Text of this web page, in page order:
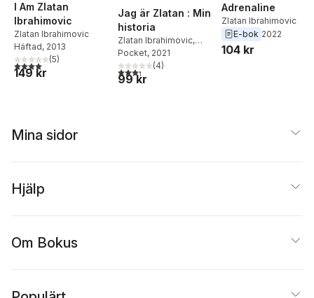
I Am Zlatan
Ibrahimovic
Zlatan Ibrahimovic
Häftad, 2013
4,0utav 5 stjärnor. Totalt antal röster:
(5)
149 kr
Jag är Zlatan : Min
historia
Zlatan Ibrahimovic,
David Lagercrantz
Pocket, 2021
3,3utav 5 stjärnor. Totalt antal röster:
(4)
99 kr
Adrenaline
Zlatan Ibrahimovic
E-bok 2022
104 kr
Mina sidor
Hjälp
Om Bokus